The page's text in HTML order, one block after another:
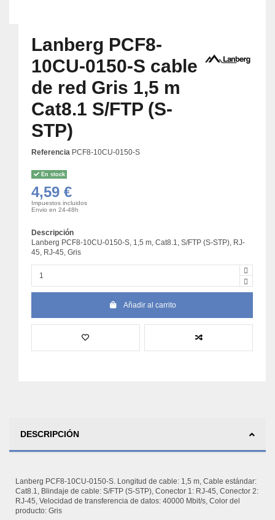
Lanberg PCF8-
10CU-0150-S cable
de red Gris 1,5 m
Cat8.1 S/FTP (S-
STP)
Referencia PCF8-10CU-0150-S
En stock
4,59 €
Impuestos incluidos
Envio en 24-48h
Descripción
Lanberg PCF8-10CU-0150-S, 1,5 m, Cat8.1, S/FTP (S-STP), RJ-
45, RJ-45, Gris
Añadir al carrito
DESCRIPCIÓN
Lanberg PCF8-10CU-0150-S. Longitud de cable: 1,5 m, Cable estándar:
Cat8.1, Blindaje de cable: S/FTP (S-STP), Conector 1: RJ-45, Conector 2:
RJ-45, Velocidad de transferencia de datos: 40000 Mbit/s, Color del
producto: Gris